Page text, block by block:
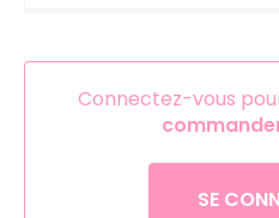
Connectez-vous
SE